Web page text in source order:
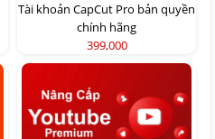
Tài khoản CapCut Pro bản quyền
chính hãng
399,000